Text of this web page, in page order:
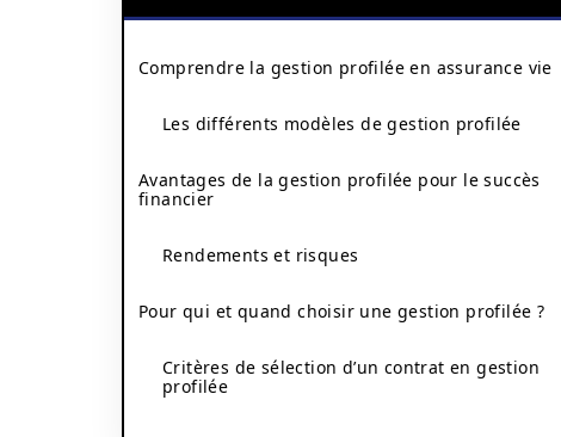
Comprendre la gestion profilée en assurance vie
Les différents modèles de gestion profilée
Avantages de la gestion profilée pour le succès
financier
Rendements et risques
Pour qui et quand choisir une gestion profilée ?
Critères de sélection d’un contrat en gestion
profilée